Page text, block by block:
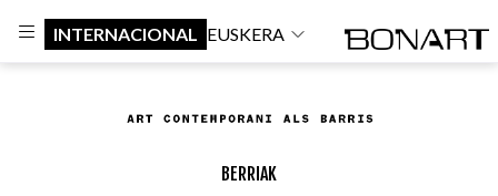
INTERNACIONAL EUSKERA
BERRIAK